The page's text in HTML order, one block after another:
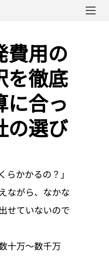
費用の
を徹底
に合っ
の選び
らかかるの？」
ながら、なかな
せていないので
十万〜数千万